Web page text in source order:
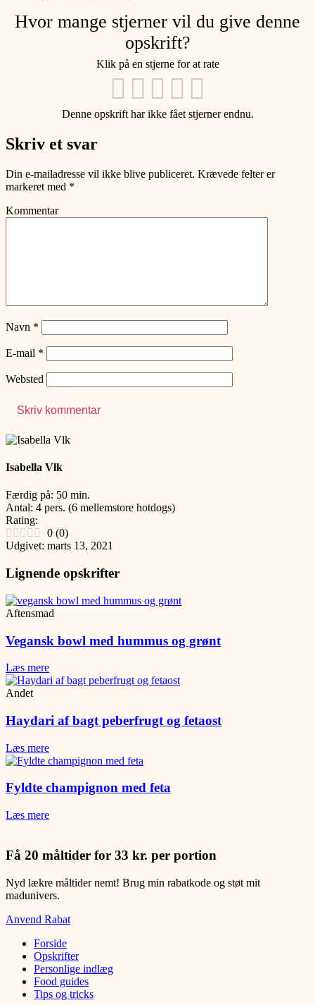
Hvor mange stjerner vil du give denne
opskrift?
Klik på en stjerne for at rate
Denne opskrift har ikke fået stjerner endnu.
Skriv et svar
Din e-mailadresse vil ikke blive publiceret. Krævede felter er
markeret med *
Kommentar
Navn *
E-mail *
Websted
Isabella Vlk
Færdig på: 50 min.
Antal: 4 pers. (6 mellemstore hotdogs)
Rating:
0 (0)
Udgivet: marts 13, 2021
Lignende opskrifter
Aftensmad
Vegansk bowl med hummus og grønt
Læs mere
Andet
Haydari af bagt peberfrugt og fetaost
Læs mere
Fyldte champignon med feta
Læs mere
Få 20 måltider for 33 kr. per portion
Nyd lækre måltider nemt! Brug min rabatkode og støt mit
madunivers.
Anvend Rabat
Forside
Opskrifter
Personlige indlæg
Food guides
Tips og tricks